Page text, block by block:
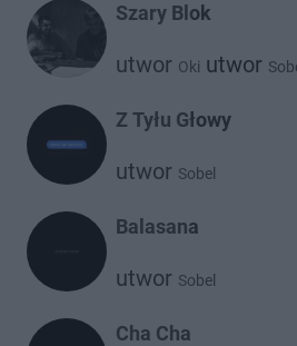
Szary Blok
utwor Oki utwor
Z Tyłu Głowy
utwor Sobel
Balasana
utwor Sobel
Cha Cha